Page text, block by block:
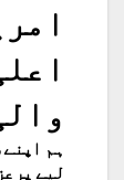
ہم
لیے